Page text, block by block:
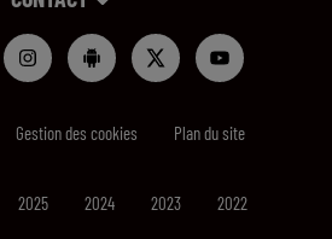
Gestion des cookies Plan du site
2025 2024 2023 2022